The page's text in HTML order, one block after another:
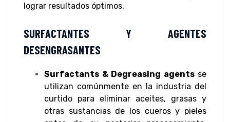
lograr resultados óptimos.
SURFACTANTES Y AGENTES
DESENGRASANTES
Surfactants & Degreasing agentsse
utilizan comúnmente en la industria del
curtido para eliminar aceites, grasas y
otras sustancias de los cueros y pieles